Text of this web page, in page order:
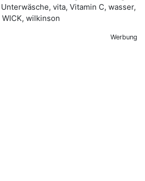
Werbung